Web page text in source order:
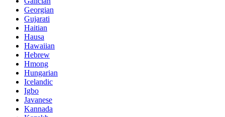
Georgian
Gujarati
Haitian
Hausa
Hawaiian
Hebrew
Hmong
Hungarian
Icelandic
Igbo
Javanese
Kannada